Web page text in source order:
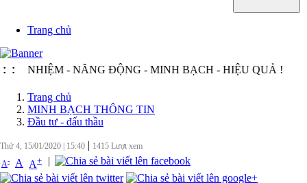
Trang chủ
: :NHIỆM - NĂNG ĐỘNG - MINH BẠCH - HIỆU QUẢ !
Trang chủ
MINH BẠCH THÔNG TIN
Đầu tư - đấu thầu
Thứ 4, 15/01/2020 15:40 | 1415 Lượt xem
A- A A+ |